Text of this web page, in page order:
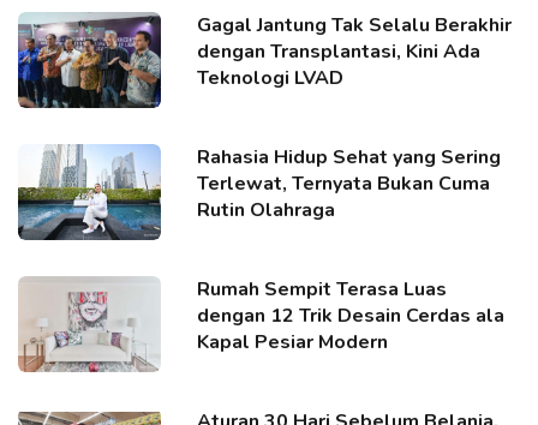
Gagal Jantung Tak Selalu Berakhir
dengan Transplantasi, Kini Ada
Teknologi LVAD
Rahasia Hidup Sehat yang Sering
Terlewat, Ternyata Bukan Cuma
Rutin Olahraga
Rumah Sempit Terasa Luas
dengan 12 Trik Desain Cerdas ala
Kapal Pesiar Modern